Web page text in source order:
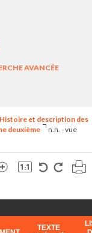
AVANCÉE
et description des
deuxième
n.n. - vue
TEXTE